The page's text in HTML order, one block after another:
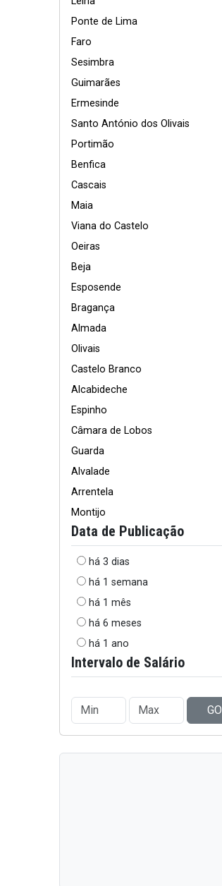
Ponte de Lima
Faro
Sesimbra
Guimarães
Ermesinde
Santo António dos Olivais
Portimão
Benfica
Cascais
Maia
Viana do Castelo
Oeiras
Beja
Esposende
Bragança
Almada
Olivais
Castelo Branco
Alcabideche
Espinho
Câmara de Lobos
Guarda
Alvalade
Arrentela
Montijo
Data de Publicação
há 3 dias
há 1 semana
há 1 mês
há 6 meses
há 1 ano
Intervalo de Salário
GO